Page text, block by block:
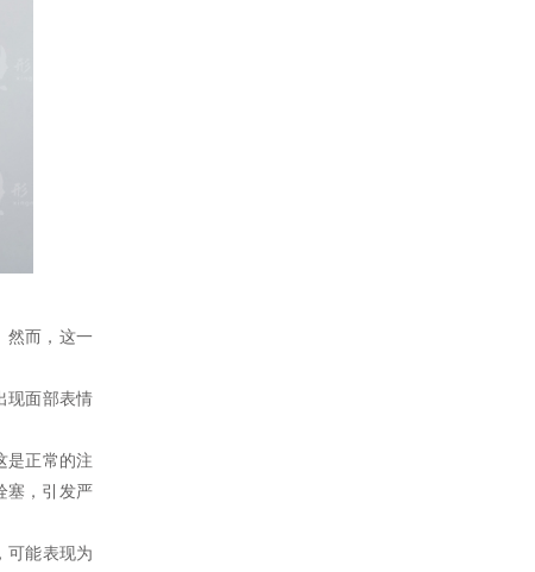
而，这一
现面部表情
正常的注
塞，引发严
能表现为